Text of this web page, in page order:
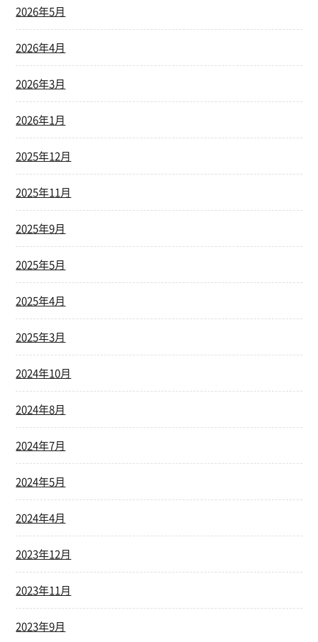
2026年5月
2026年4月
2026年3月
2026年1月
2025年12月
2025年11月
2025年9月
2025年5月
2025年4月
2025年3月
2024年10月
2024年8月
2024年7月
2024年5月
2024年4月
2023年12月
2023年11月
2023年9月